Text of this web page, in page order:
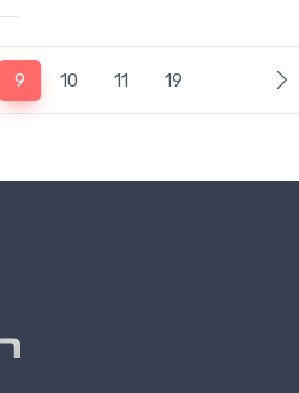
9(current)
10 11 19